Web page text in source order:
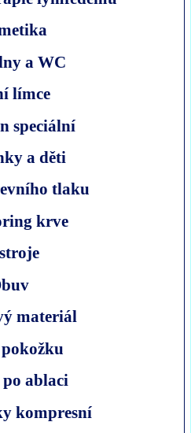
a WC
límce
speciální
a děti
tlaku
krve
materiál
pokožku
ablaci
kompresní